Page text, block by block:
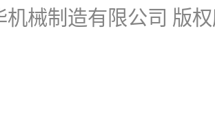
机械制造有限公司 版